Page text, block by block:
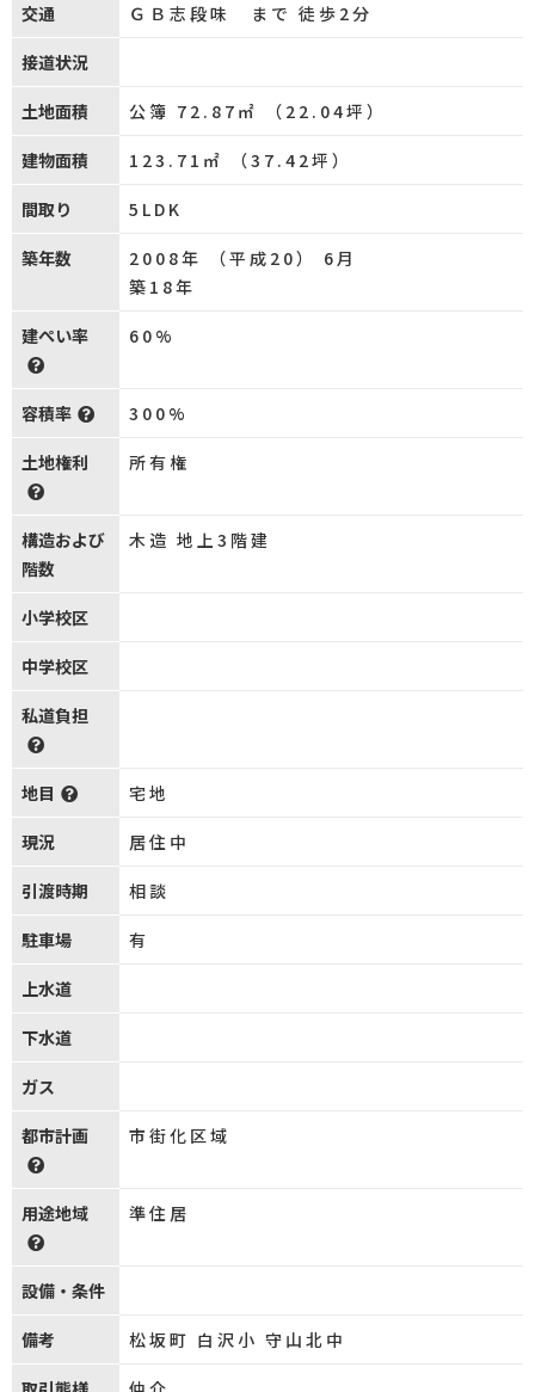
交通 ＧＢ志段味 まで 徒歩2分
接道状況
土地面積 公簿 72.87㎡ （22.04坪）
建物面積 123.71㎡ （37.42坪）
間取り 5LDK
築年数
2008年 （平成20） 6月
築18年
建ぺい率 60%
容積率 300%
土地権利 所有権
構造および
階数
木造 地上3階建
小学校区
中学校区
私道負担
地目 宅地
現況 居住中
引渡時期 相談
駐車場 有
上水道
下水道
ガス
都市計画 市街化区域
用途地域 準住居
設備・条件
備考 松坂町 白沢小 守山北中